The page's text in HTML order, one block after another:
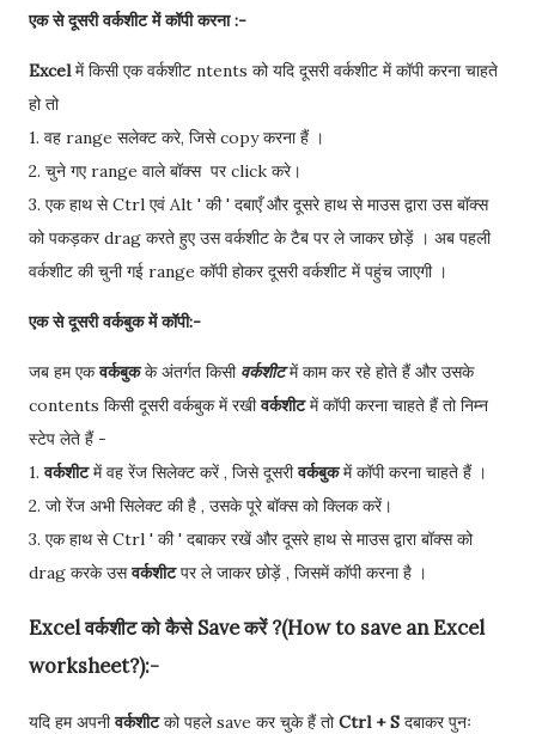
एक से दूसरी वर्कशीट में कॉपी करना :-
Excelमें किसी एक वर्कशीट ntents को यदि दूसरी वर्कशीट में कॉपी करना चाहते
हो तो
1. वह range सलेक्ट करे, जिसे copy करना हैं ।
2. चुने गए range वाले बॉक्स पर click करे।
3. एक हाथ से Ctrl एवं Alt ' की ' दबाएँ और दूसरे हाथ से माउस द्वारा उस बॉक्स
को पकड़कर drag करते हुए उस वर्कशीट के टैब पर ले जाकर छोड़ें । अब पहली
वर्कशीट की चुनी गई range कॉपी होकर दूसरी वर्कशीट में पहुंच जाएगी ।
एक से दूसरी वर्कबुक में कॉपी:-
जब हम एकवर्कबुकके अंतर्गत किसी वर्कशीटमें काम कर रहे होते हैं और उसके
contents किसी दूसरी वर्कबुक में रखीवर्कशीटमें कॉपी करना चाहते हैं तो निम्न
स्टेप लेते हैं -
1.वर्कशीटमें वह रेंज सिलेक्ट करें , जिसे दूसरीवर्कबुकमें कॉपी करना चाहते हैं ।
2. जो रेंज अभी सिलेक्ट की है , उसके पूरे बॉक्स को क्लिक करें।
3. एक हाथ से Ctrl ' की ' दबाकर रखें और दूसरे हाथ से माउस द्वारा बॉक्स को
drag करके उसवर्कशीटपर ले जाकर छोड़ें , जिसमें कॉपी करना है ।
Excel वर्कशीट को कैसे Save करें ?(How to save an Excel
worksheet?):-
यदि हम अपनीवर्कशीटको पहले save कर चुके हैं तोCtrl + S दबाकर पुनः